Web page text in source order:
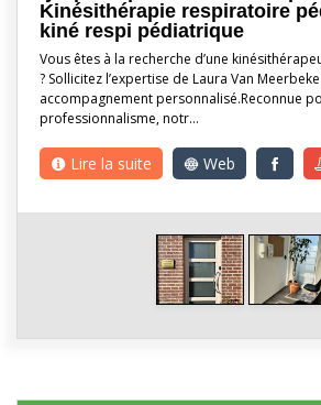
Kinésithérapie respiratoire
kiné respi pédiatrique
Vous êtes à la recherche d’une
? Sollicitez l’expertise de Laura Van
accompagnement personnalisé.Reconnue
professionnalisme, notr…
Lire la suite Web